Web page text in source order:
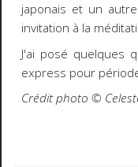
japonais et un
invitation à la
J'ai posé quelques
express pour
Crédit photo ©️